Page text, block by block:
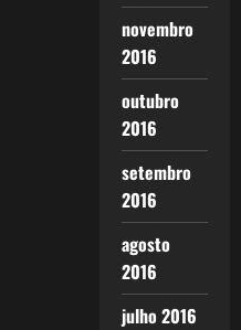
novembro
2016
outubro
2016
setembro
2016
agosto
2016
julho 2016